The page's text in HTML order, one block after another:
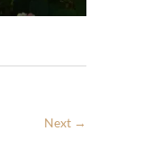
Next →